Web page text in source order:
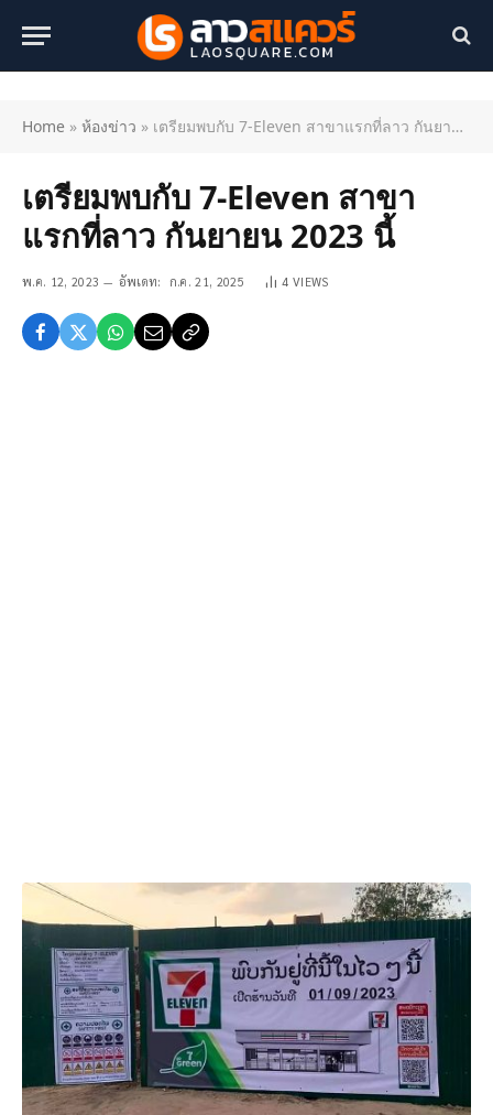
Home » ห้องข่าว » เตรียมพบกับ 7-Eleven สาขาแรกที่ลาว กันยายน 2023 นี้
เตรียมพบกับ 7-Eleven สาขา
แรกที่ลาว กันยายน 2023 นี้
พ.ค. 12, 2023 อัพเดท: ก.ค. 21, 2025 4 VIEWS